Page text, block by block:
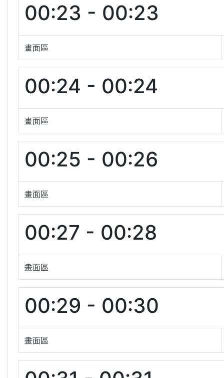
00:23 - 00:23
畫面區
00:24 - 00:24
畫面區
00:25 - 00:26
畫面區
00:27 - 00:28
畫面區
00:29 - 00:30
畫面區